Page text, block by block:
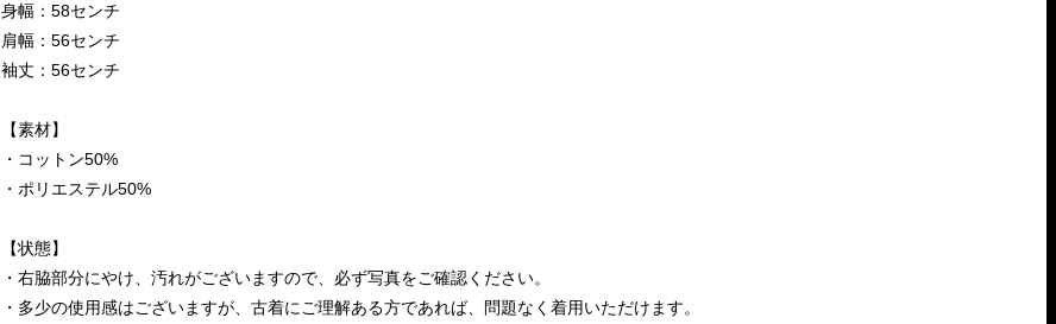
身幅：58センチ
肩幅：56センチ
袖丈：56センチ
【素材】
・コットン50%
・ポリエステル50%
【状態】
・右脇部分にやけ、汚れがございますので、必ず写真をご確認ください。
・多少の使用感はございますが、古着にご理解ある方であれば、問題なく着用いただけます。